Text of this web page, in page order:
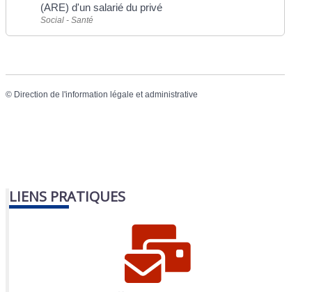
(ARE) d'un salarié du privé
Social - Santé
© Direction de l'information légale et administrative
LIENS PRATIQUES